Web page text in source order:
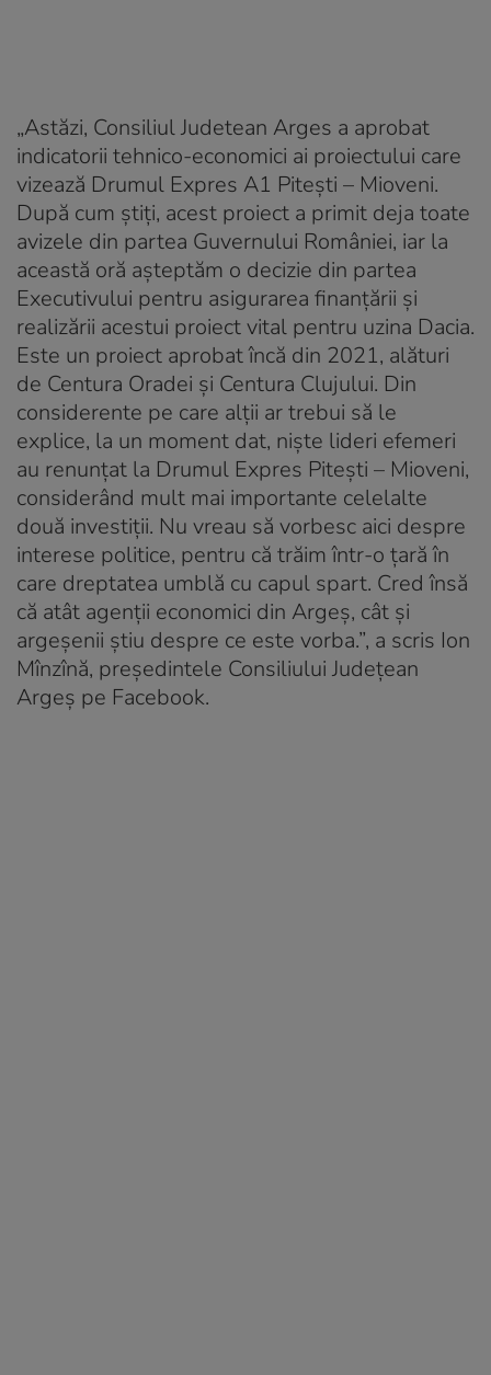
„Astăzi, Consiliul Judetean Arges a aprobat
indicatorii tehnico-economici ai proiectului care
vizează Drumul Expres A1 Pitești – Mioveni.
După cum știți, acest proiect a primit deja toate
avizele din partea Guvernului României, iar la
această oră așteptăm o decizie din partea
Executivului pentru asigurarea finanțării și
realizării acestui proiect vital pentru uzina Dacia.
Este un proiect aprobat încă din 2021, alături
de Centura Oradei și Centura Clujului. Din
considerente pe care alții ar trebui să le
explice, la un moment dat, niște lideri efemeri
au renunțat la Drumul Expres Pitești – Mioveni,
considerând mult mai importante celelalte
două investiții. Nu vreau să vorbesc aici despre
interese politice, pentru că trăim într-o țară în
care dreptatea umblă cu capul spart. Cred însă
că atât agenții economici din Argeș, cât și
argeșenii știu despre ce este vorba.”, a scris Ion
Mînzînă, președintele Consiliului Județean
Argeș pe Facebook.